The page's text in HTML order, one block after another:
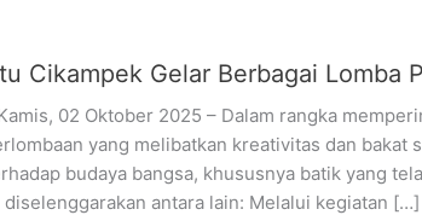
Cikampek Gelar Berbagai Lomba
02 Oktober 2025 – Dalam rangka
yang melibatkan kreativitas dan
budaya bangsa, khususnya batik yang
diselenggarakan antara lain: Melalui kegiatan […]